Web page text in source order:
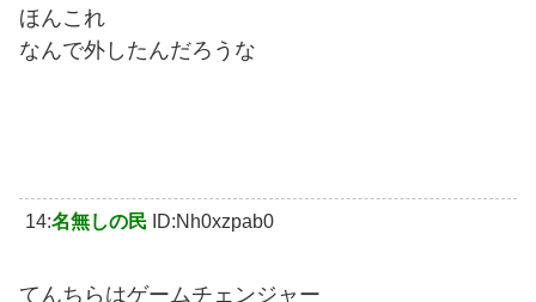
ほんこれ
なんで外したんだろうな
14:名無しの民 ID:Nh0xzpab0
てんちらはゲームチェンジャー